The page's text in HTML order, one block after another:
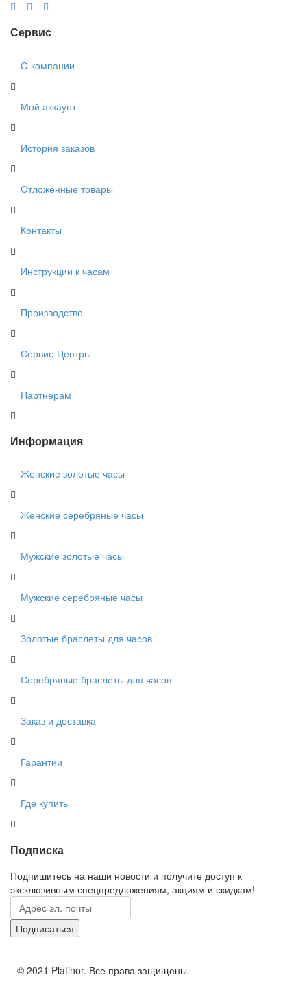
Сервис
О компании
Мой аккаунт
История заказов
Отложенные товары
Контакты
Инструкции к часам
Производство
Сервис-Центры
Партнерам
Информация
Женские золотые часы
Женские серебряные часы
Мужские золотые часы
Мужские серебряные часы
Золотые браслеты для часов
Серебряные браслеты для часов
Заказ и доставка
Гарантии
Где купить
Подписка
Подпишитесь на наши новости и получите доступ к
эксклюзивным спецпредложениям, акциям и скидкам!
© 2021 Platinor. Все права защищены.